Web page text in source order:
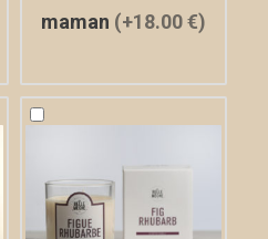
maman (+18.00 €)